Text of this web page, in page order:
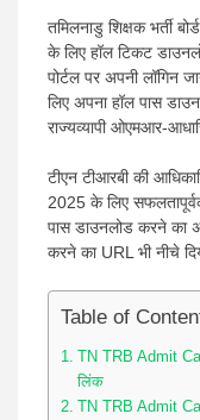
तमिलनाडु शिक्षक भर्ती
के लिए हॉल टिकट
पोर्टल पर अपनी लॉगिन
लिए अपना हॉल पास
राज्यव्यापी ओएमआर-
टीएन टीआरबी की
2025 के लिए
पास डाउनलोड करने का
करने का URL भी नीचे
Table of
TN TRB Admit
लिंक
TN TRB Admit